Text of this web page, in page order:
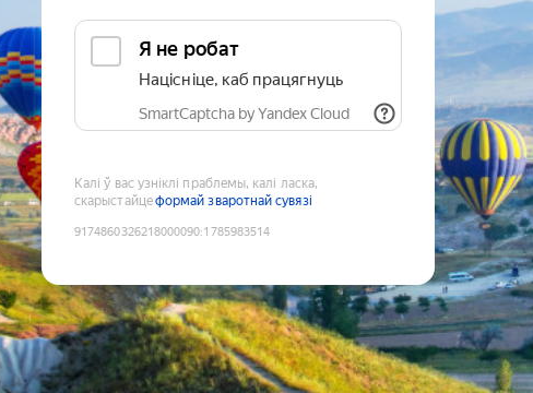
Я не робат
Націсніце, каб працягнуць
SmartCaptcha by Yandex Cloud
Калі ў вас узніклі праблемы, калі ласка,
скарыстайцеформай зваротнай сувязі
9174860326218000090:1785983514